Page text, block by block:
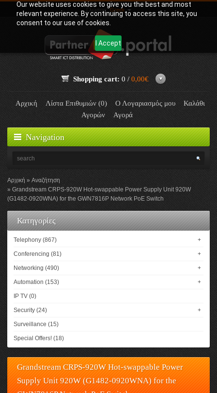
Our website uses cookies to give you the best and most
relevant experience. By continuing to access this site, you
consent to our use of cookies.
I Accept
Γλώσσα:Greek
Shopping cart: 0 / 0,00€
Αρχική Λίστα Επιθυμιών (0) Ο Λογαριασμός μου
Καλάθι
Αγορών
Αγορά
Navigation
Αρχική
Αναζήτηση
Grandstream CRPS-920W Hot-swappable Power Supply Unit 920W
(G1482-0920WNA) for the GWN7816P Network PoE Switch
Κατηγορίες
Telephony (867) +
Conferencing (81) +
Networking (490) +
Automation (153) +
IP TV (0)
Security (24) +
Surveillance (15)
Special Offers! (18)
Grandstream CRPS-920W Hot-swappable Power
Supply Unit 920W (G1482-0920WNA) for the